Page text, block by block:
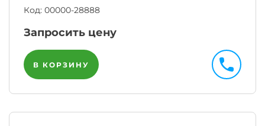
Код: 00000-28888
Запросить цену
В КОРЗИНУ